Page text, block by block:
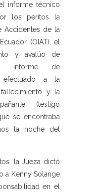
informe técnico
los peritos la
Accidentes de la
(OIAT), el
y avalúo de
informe de
efectuado a la
y la
(testigo
se encontraba
la noche del
la Jueza dictó
a Kenny Solange
en el